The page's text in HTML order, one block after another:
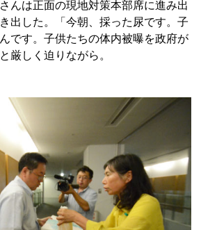
んは正面の現地対策本部席に進み出
出した。「今朝、採った尿です。子
です。子供たちの体内被曝を政府が
厳しく迫りながら。